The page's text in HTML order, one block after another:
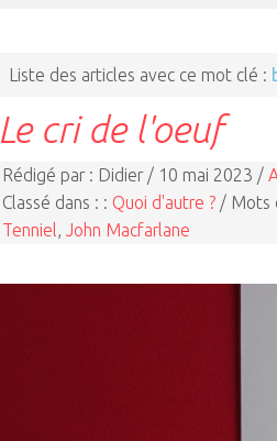
Liste des articles avec ce mot clé :
Le cri de l'oeuf
Rédigé par : Didier / 10 mai 2023 /
Classé dans : : Quoi d'autre ? / Mots
Tenniel
John Macfarlane